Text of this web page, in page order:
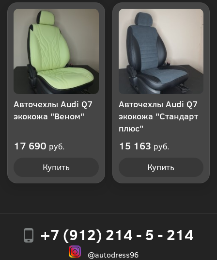
Авточехлы Audi Q7
экокожа "Веном"
17 690 руб.
Купить
Авточехлы Audi Q7
экокожа "Стандарт
плюс"
15 163 руб.
Купить
+7 (912) 214 - 5 - 214
@autodress96